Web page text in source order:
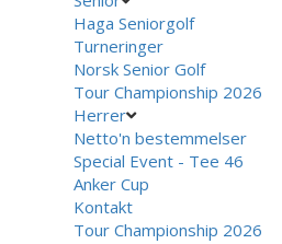
Haga Seniorgolf
Turneringer
Norsk Senior Golf
Tour Championship 2026
Herrer
Netto'n bestemmelser
Special Event - Tee 46
Anker Cup
Kontakt
Tour Championship 2026